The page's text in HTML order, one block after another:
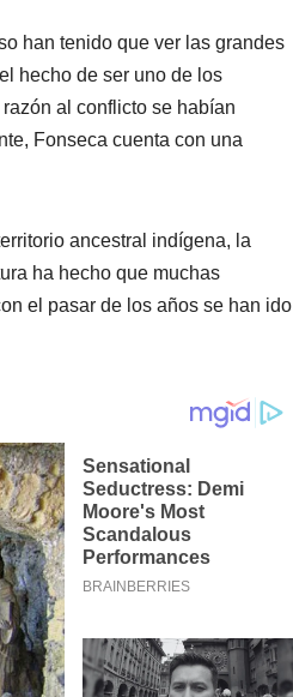
han tenido que ver las grandes
hecho de ser uno de los
al conflicto se habían
Fonseca cuenta con una
ancestral indígena, la
ha hecho que muchas
el pasar de los años se han ido